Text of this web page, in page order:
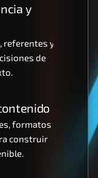
y
referentes y
de
formatos
construir